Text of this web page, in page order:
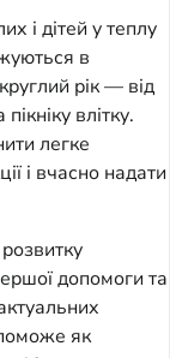
і дітей у теплу
в
рік — від
влітку.
легке
і вчасно надати
допомоги та
як